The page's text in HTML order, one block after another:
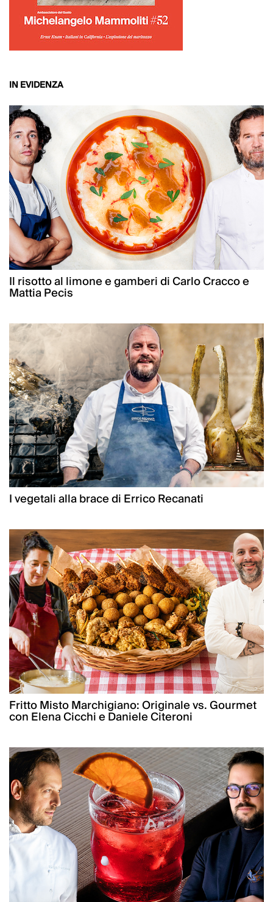
IN EVIDENZA
Il risotto al limone e gamberi di Carlo Cracco e
Mattia Pecis
I vegetali alla brace di Errico Recanati
Fritto Misto Marchigiano: Originale vs. Gourmet
con Elena Cicchi e Daniele Citeroni